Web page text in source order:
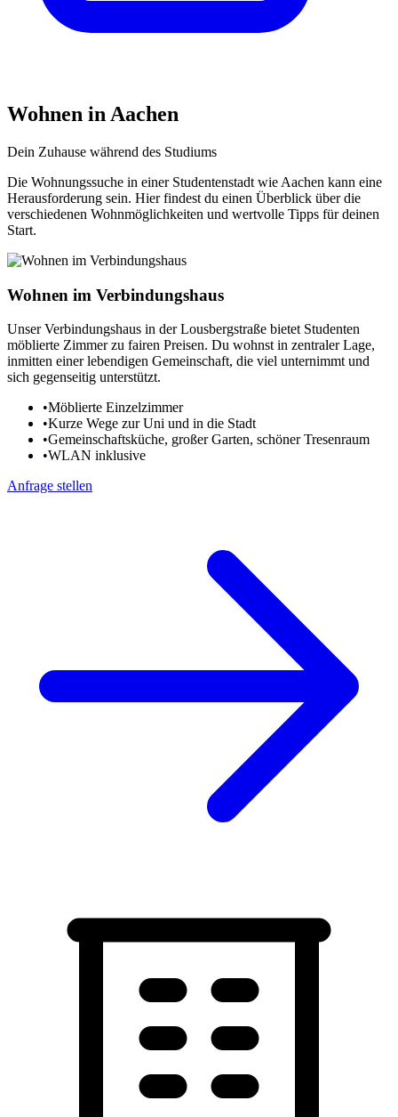
Wohnen in Aachen
Dein Zuhause während des Studiums
Die Wohnungssuche in einer Studentenstadt wie Aachen kann eine
Herausforderung sein. Hier findest du einen Überblick über die
verschiedenen Wohnmöglichkeiten und wertvolle Tipps für deinen
Start.
Wohnen im Verbindungshaus
Unser Verbindungshaus in der Lousbergstraße bietet Studenten
möblierte Zimmer zu fairen Preisen. Du wohnst in zentraler Lage,
inmitten einer lebendigen Gemeinschaft, die viel unternimmt und
sich gegenseitig unterstützt.
•Möblierte Einzelzimmer
•Kurze Wege zur Uni und in die Stadt
•Gemeinschaftsküche, großer Garten, schöner Tresenraum
•WLAN inklusive
Anfrage stellen